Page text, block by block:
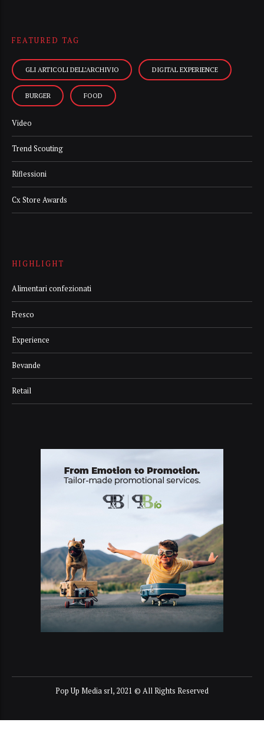
FEATURED TAG
GLI ARTICOLI DELL’ARCHIVIO DIGITAL EXPERIENCE
BURGER FOOD
Video
Trend Scouting
Riflessioni
Cx Store Awards
HIGHLIGHT
Alimentari confezionati
Fresco
Experience
Bevande
Retail
Pop Up Media srl, 2021 © All Rights Reserved